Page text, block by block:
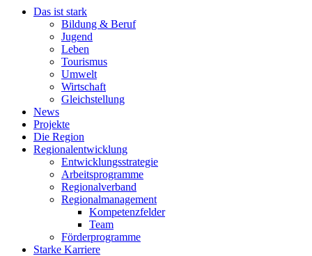
Das ist stark
Bildung & Beruf
Jugend
Leben
Tourismus
Umwelt
Wirtschaft
Gleichstellung
News
Projekte
Die Region
Regionalentwicklung
Entwicklungsstrategie
Arbeitsprogramme
Regionalverband
Regionalmanagement
Kompetenzfelder
Team
Förderprogramme
Starke Karriere